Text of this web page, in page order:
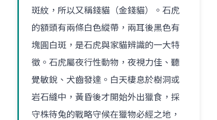
斑紋，所以又稱錢貓（金錢貓）。石虎
的額頭有兩條白色縱帶，兩耳後黑色有
塊圓白斑，是石虎與家貓辨識的一大特
徵。石虎屬夜行性動物，夜視力佳、聽
覺敏銳、犬齒發達。白天棲息於樹洞或
岩石縫中，黃昏後才開始外出獵食，採
守株待兔的戰略守候在獵物必經之地，